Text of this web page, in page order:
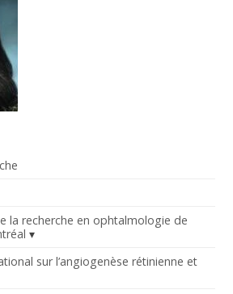
la recherche en ophtalmologie de
sur l’angiogenèse rétinienne et